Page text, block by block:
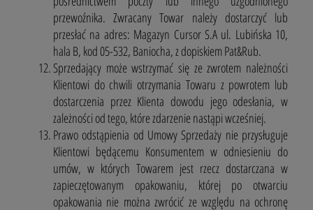
przewoźnika. Zwracany Towar należy dostarczyć lub
przesłać na adres: Magazyn Cursor S.A ul. Lubińska 10,
hala B, kod 05-532, Baniocha, z dopiskiem Pat&Rub.
Sprzedający może wstrzymać się ze zwrotem należności
Klientowi do chwili otrzymania Towaru z powrotem lub
dostarczenia przez Klienta dowodu jego odesłania, w
zależności od tego, które zdarzenie nastąpi wcześniej.
Prawo odstąpienia od Umowy Sprzedaży nie przysługuje
Klientowi będącemu Konsumentem w odniesieniu do
umów, w których Towarem jest rzecz dostarczana w
zapieczętowanym opakowaniu, której po otwarciu
opakowania nie można zwrócić ze względu na ochronę